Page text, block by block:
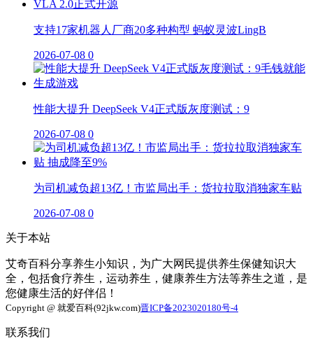
支持17家机器人厂商20多种构型 蚂蚁灵波LingB
2026-07-08 0
性能大提升 DeepSeek V4正式版灰度测试：9
2026-07-08 0
为司机减负超13亿！市监局出手：货拉拉取消独家车贴
2026-07-08 0
关于本站
艾奇百科分享养生小知识，为广大网民提供养生保健知识大
全，包括食疗养生，运动养生，健康养生方法等养生之道，是
您健康生活的好伴侣！
Copyright @ 就爱百科(92jkw.com)晋ICP备2023020180号-4
联系我们